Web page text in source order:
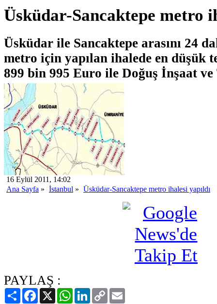
Üsküdar-Sancaktepe metro
Üsküdar ile Sancaktepe arasını 24
metro için yapılan ihalede en düşük
899 bin 995 Euro ile Doğuş İnşaat
16 Eylül 2011, 14:02
Ana Sayfa » İstanbul » Üsküdar-Sancaktepe metro ihalesi yapıldı
PAYLAŞ :
PaylaşFacebook
X WhatsAppLinkedIn
Copy
Link